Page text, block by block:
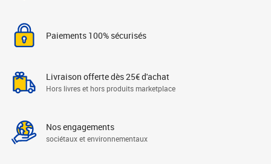
Paiements 100% sécurisés
Livraison offerte dès 25€ d'achat
Hors livres et hors produits marketplace
Nos engagements
sociétaux et environnementaux